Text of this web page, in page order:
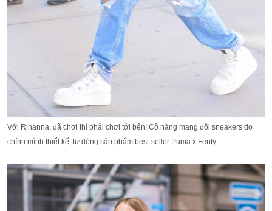
Với Rihanna, đã chơi thì phải chơi tới bến! Cô nàng mang đôi sneakers do
chính mình thiết kế, từ dòng sản phẩm best-seller Puma x Fenty.